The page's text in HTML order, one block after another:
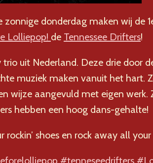
zonnige donderdag maken wij de
Lolliepop! de Tennessee Drifters!
trio uit Nederland. Deze drie door
muziek maken vanuit het hart.
wijze aangevuld met eigen werk.
hebben een hoog dans-gehalte!
rockin’ shoes en rock away all your